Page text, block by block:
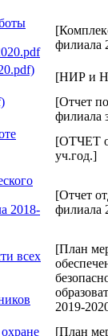
филиала
[НИР и
[Отчет
филиала
[ОТЧЕТ о
уч.год.]
2018-
[Отчет
филиала
[План
2019-
[План